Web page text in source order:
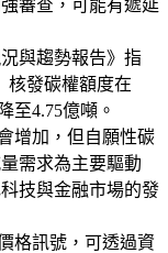
審查，可能有遞延
與趨勢報告》指
核發碳權額度在
至4.75億噸。
增加，但自願性碳
需求為主要驅動
技與金融市場的發
格訊號，可透過資